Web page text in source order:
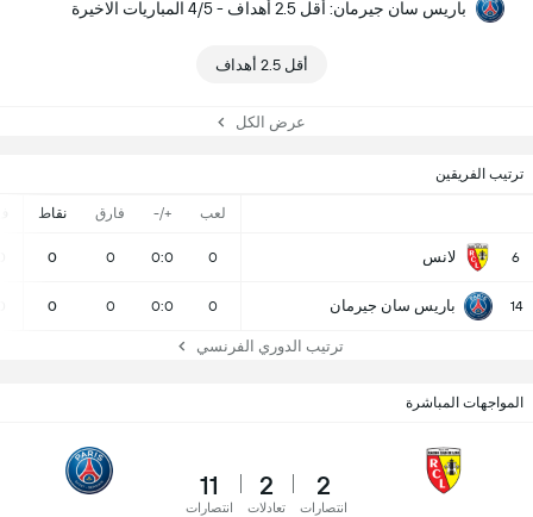
باريس سان جيرمان: أقل 2.5 أهداف - 4/5 المباريات الاخيرة
أقل 2.5 أهداف
عرض الكل
ترتيب الفريقين
لعب +/- فارق نقاط
6 لانس 0
0:0
0
0
14 باريس سان جيرمان 0
0:0
0
0
ترتيب الدوري الفرنسي
المواجهات المباشرة
2
انتصارات
2
تعادلات
11
انتصارات